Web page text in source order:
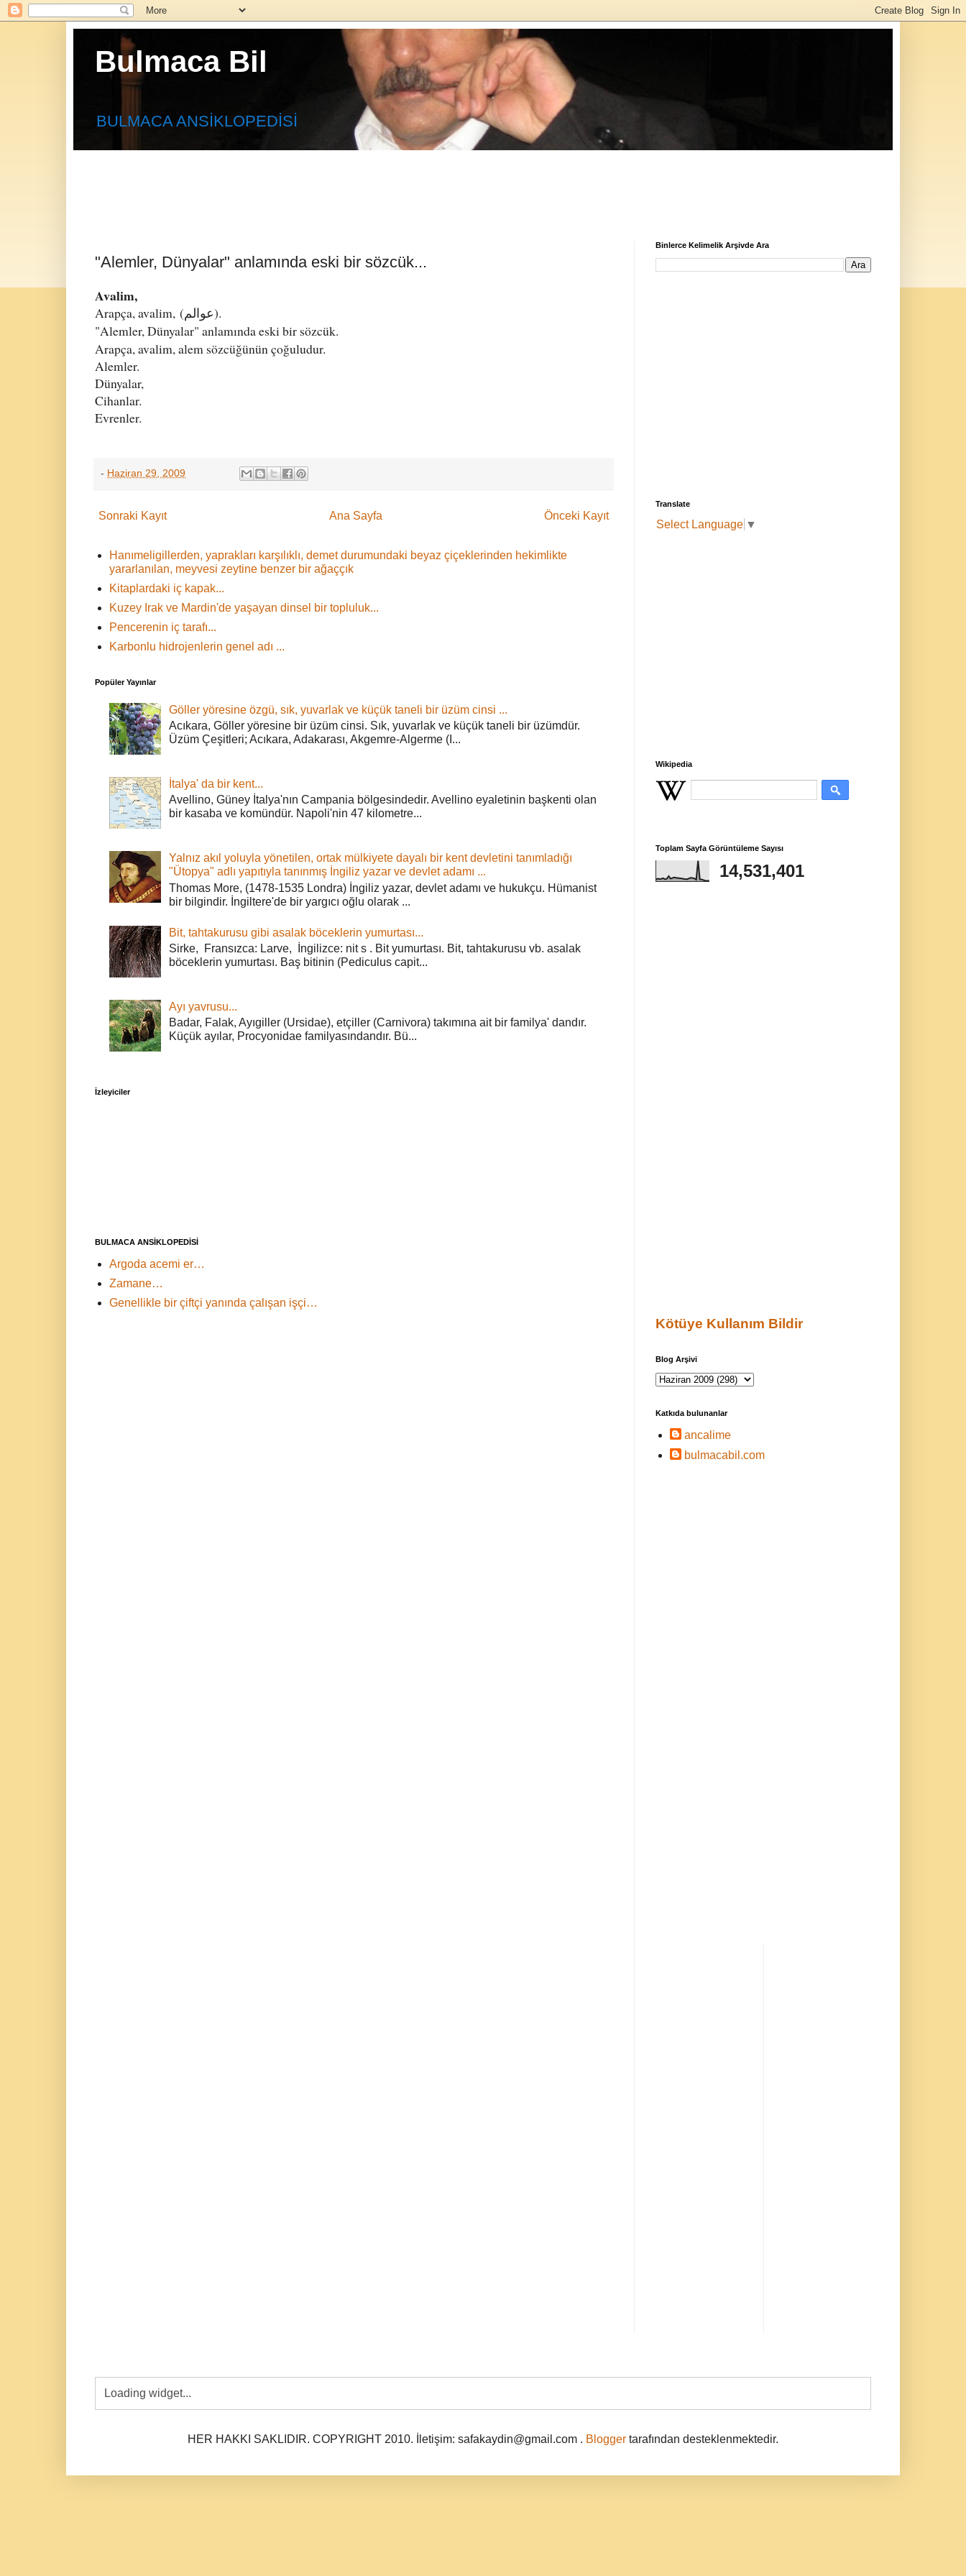
Bulmaca Bil
BULMACA ANSİKLOPEDİSİ
"Alemler, Dünyalar" anlamında eski bir sözcük...
Avalim,
Arapça, avalim,
(ﻋﻮﺍﻟﻢ).
"Alemler, Dünyalar" anlamında eski bir sözcük.
Arapça, avalim, alem sözcüğünün çoğuludur.
Alemler.
Dünyalar,
Cihanlar.
Evrenler.
- Haziran 29, 2009
Sonraki Kayıt Önceki Kayıt
Ana Sayfa
Hanımeligillerden, yaprakları karşılıklı, demet durumundaki beyaz çiçeklerinden hekimlikte
yararlanılan, meyvesi zeytine benzer bir ağaççık
Kitaplardaki iç kapak...
Kuzey Irak ve Mardin'de yaşayan dinsel bir topluluk...
Pencerenin iç tarafı...
Karbonlu hidrojenlerin genel adı ...
Popüler Yayınlar
Göller yöresine özgü, sık, yuvarlak ve küçük taneli bir üzüm cinsi ...
Acıkara, Göller yöresine bir üzüm cinsi. Sık, yuvarlak ve küçük taneli bir üzümdür.
Üzüm Çeşitleri; Acıkara, Adakarası, Akgemre-Algerme (I...
İtalya' da bir kent...
Avellino, Güney İtalya'nın Campania bölgesindedir. Avellino eyaletinin başkenti olan
bir kasaba ve komündür. Napoli'nin 47 kilometre...
Yalnız akıl yoluyla yönetilen, ortak mülkiyete dayalı bir kent devletini tanımladığı
"Ütopya" adlı yapıtıyla tanınmış İngiliz yazar ve devlet adamı ...
Thomas More, (1478-1535 Londra) İngiliz yazar, devlet adamı ve hukukçu. Hümanist
bir bilgindir. İngiltere'de bir yargıcı oğlu olarak ...
Bit, tahtakurusu gibi asalak böceklerin yumurtası...
Sirke, Fransızca: Larve, İngilizce: nit s . Bit yumurtası. Bit, tahtakurusu vb. asalak
böceklerin yumurtası. Baş bitinin (Pediculus capit...
Ayı yavrusu...
Badar, Falak, Ayıgiller (Ursidae), etçiller (Carnivora) takımına ait bir familya' dandır.
Küçük ayılar, Procyonidae familyasındandır. Bü...
İzleyiciler
BULMACA ANSİKLOPEDİSİ
Argoda acemi er…
Zamane…
Genellikle bir çiftçi yanında çalışan işçi…
Binlerce Kelimelik Arşivde Ara
Translate
Select Language ▼
Wikipedia
Toplam Sayfa Görüntüleme Sayısı
14,531,401
Kötüye Kullanım Bildir
Blog Arşivi
Katkıda bulunanlar
ancalime
bulmacabil.com
HER HAKKI SAKLIDIR. COPYRIGHT 2010. İletişim: safakaydin@gmail.com . Blogger tarafından desteklenmektedir.